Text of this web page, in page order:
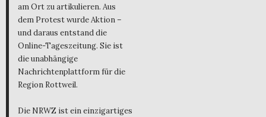
am Ort zu artikulieren. Aus
dem Protest wurde Aktion –
und daraus entstand die
Online-Tageszeitung. Sie ist
die unabhängige
Nachrichtenplattform für die
Region Rottweil.
Die NRWZ ist ein einzigartiges